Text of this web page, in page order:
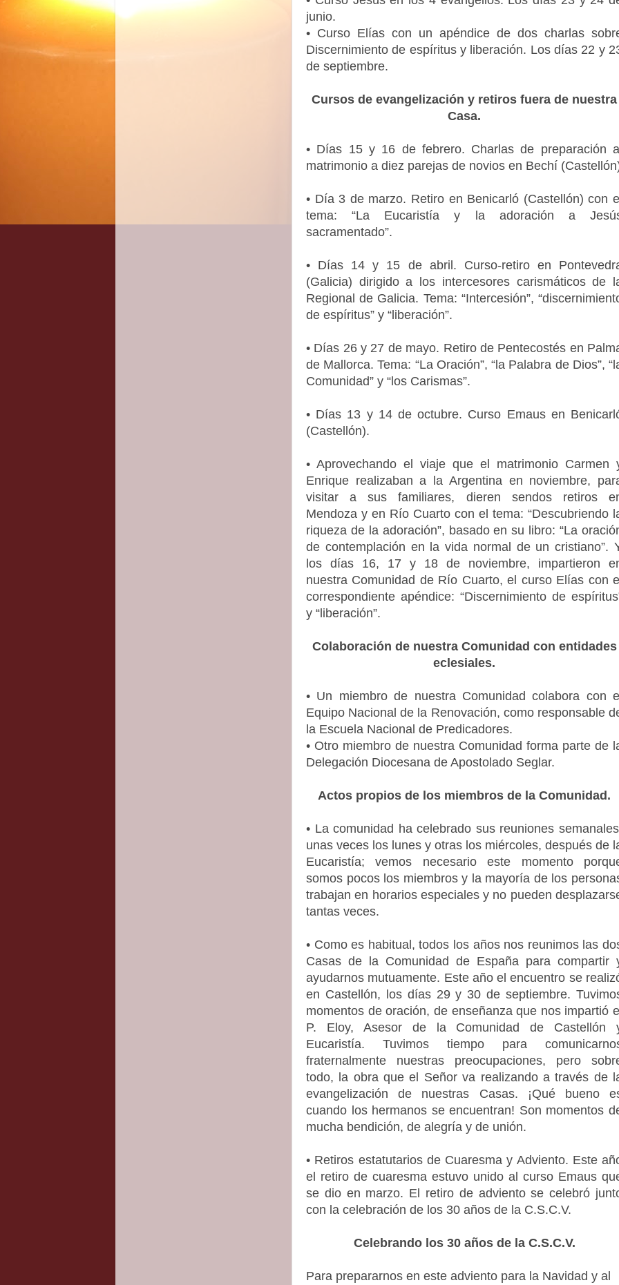
junio.
• Curso Elías con un apéndice de dos charlas
Discernimiento de espíritus y liberación. Los días 22 y
de septiembre.
Cursos de evangelización y retiros fuera de nuestra
Casa.
• Días 15 y 16 de febrero. Charlas de preparación al
matrimonio a diez parejas de novios en Bechí
• Día 3 de marzo. Retiro en Benicarló (Castellón) con el
tema: “La Eucaristía y la adoración a
sacramentado”.
• Días 14 y 15 de abril. Curso-retiro en
(Galicia) dirigido a los intercesores carismáticos de
Regional de Galicia. Tema: “Intercesión”,
de espíritus” y “liberación”.
• Días 26 y 27 de mayo. Retiro de Pentecostés en
de Mallorca. Tema: “La Oración”, “la Palabra de Dios”,
Comunidad” y “los Carismas”.
• Días 13 y 14 de octubre. Curso Emaus en
(Castellón).
• Aprovechando el viaje que el matrimonio Carmen
Enrique realizaban a la Argentina en noviembre,
visitar a sus familiares, dieren sendos retiros
Mendoza y en Río Cuarto con el tema: “Descubriendo
riqueza de la adoración”, basado en su libro: “La
de contemplación en la vida normal de un cristiano”.
los días 16, 17 y 18 de noviembre, impartieron
nuestra Comunidad de Río Cuarto, el curso Elías con el
correspondiente apéndice: “Discernimiento de
y “liberación”.
Colaboración de nuestra Comunidad con entidades
eclesiales.
• Un miembro de nuestra Comunidad colabora con el
Equipo Nacional de la Renovación, como responsable
la Escuela Nacional de Predicadores.
• Otro miembro de nuestra Comunidad forma parte de
Delegación Diocesana de Apostolado Seglar.
Actos propios de los miembros de la Comunidad.
• La comunidad ha celebrado sus reuniones
unas veces los lunes y otras los miércoles, después de
Eucaristía; vemos necesario este momento
somos pocos los miembros y la mayoría de los
trabajan en horarios especiales y no pueden
tantas veces.
• Como es habitual, todos los años nos reunimos las
Casas de la Comunidad de España para compartir
ayudarnos mutuamente. Este año el encuentro se
en Castellón, los días 29 y 30 de septiembre.
momentos de oración, de enseñanza que nos impartió el
P. Eloy, Asesor de la Comunidad de Castellón
Eucaristía. Tuvimos tiempo para
fraternalmente nuestras preocupaciones, pero
todo, la obra que el Señor va realizando a través de
evangelización de nuestras Casas. ¡Qué bueno
cuando los hermanos se encuentran! Son momentos
mucha bendición, de alegría y de unión.
• Retiros estatutarios de Cuaresma y Adviento. Este
el retiro de cuaresma estuvo unido al curso Emaus
se dio en marzo. El retiro de adviento se celebró
con la celebración de los 30 años de la C.S.C.V.
Celebrando los 30 años de la C.S.C.V.
Para prepararnos en este adviento para la Navidad y al